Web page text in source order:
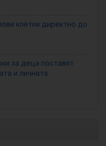
клетки директно до
за деца поставят
и личната